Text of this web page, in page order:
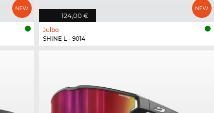
124,00 €
Julbo
SHINE L - 9014